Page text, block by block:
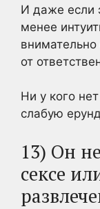
И даже если
менее
от
Ни у кого
слабую
13) Он
сексе